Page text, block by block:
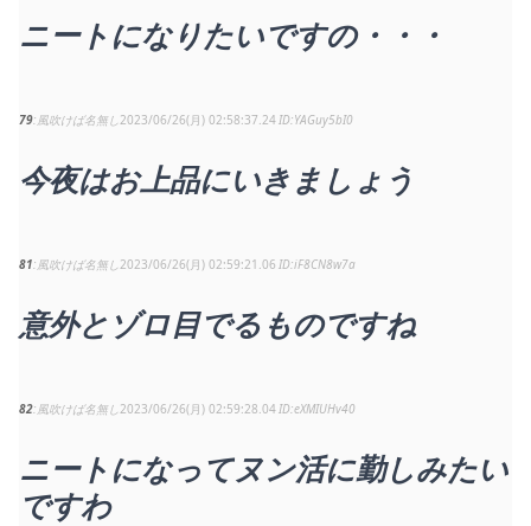
ニートになりたいですの・・・
79 風吹けば名無し 2023/06/26(月) 02:58:37.24 YAGuy5bI0
今夜はお上品にいきましょう
81 風吹けば名無し 2023/06/26(月) 02:59:21.06 iF8CN8w7a
意外とゾロ目でるものですね
82 風吹けば名無し 2023/06/26(月) 02:59:28.04 eXMIUHv40
ニートになってヌン活に勤しみたい
ですわ